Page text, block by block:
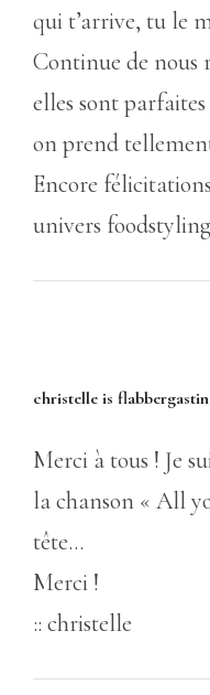
qui t’arrive, tu le
Continue de nous
elles sont
on prend
Encore
univers
christelle is
Merci à tous ! Je
la chanson « All
tête…
Merci !
:: christelle